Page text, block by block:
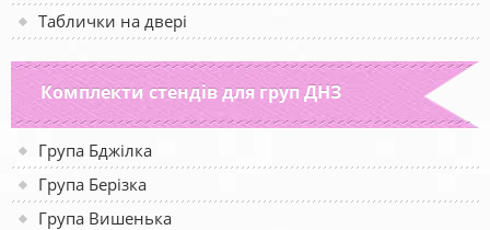
Таблички на двері
Комплекти стендів для груп ДНЗ
Група Бджілка
Група Берізка
Група Вишенька